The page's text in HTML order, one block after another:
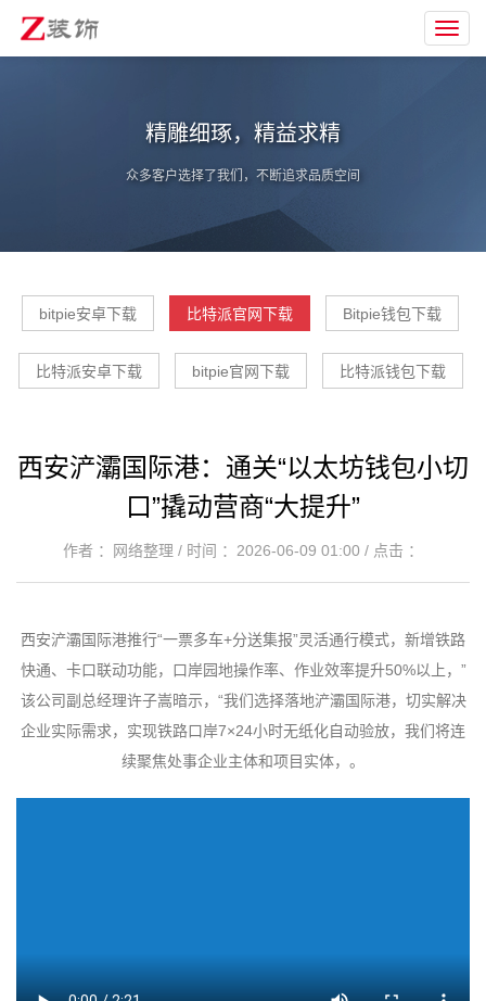
精雕细琢，精益求精
众多客户选择了我们，不断追求品质空间
bitpie安卓下载 比特派官网下载 Bitpie钱包下载
比特派安卓下载 bitpie官网下载 比特派钱包下载
西安浐灞国际港：通关“以太坊钱包小切
口”撬动营商“大提升”
作者 ：网络整理 / 时间 ：2026-06-09 01:00 / 点击 ：
西安浐灞国际港推行“一票多车+分送集报”灵活通行模式，新增铁路
快通、卡口联动功能，口岸园地操作率、作业效率提升50%以上，”
该公司副总经理许子嵩暗示，“我们选择落地浐灞国际港，切实解决
企业实际需求，实现铁路口岸7×24小时无纸化自动验放，我们将连
续聚焦处事企业主体和项目实体，。